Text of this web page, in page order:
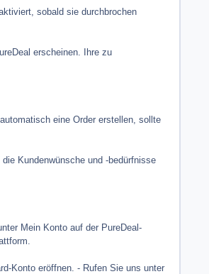
sobald sie durchbrochen
erscheinen. Ihre zu
eine Order erstellen, sollte
Kundenwünsche und -bedürfnisse
Mein Konto auf der PureDeal-
Konto eröffnen. - Rufen Sie uns unter